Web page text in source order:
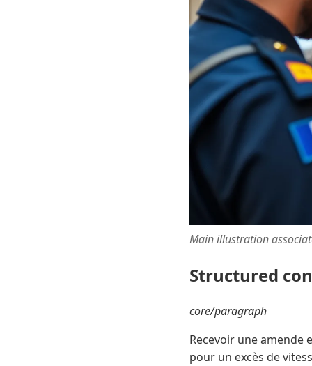
Main illustration
Structured
core/paragraph
Recevoir une amende
pour un excès de